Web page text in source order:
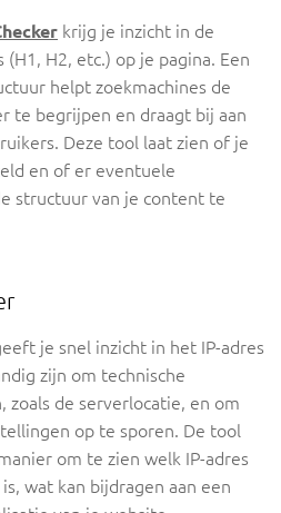
krijg je inzicht in de
H2, etc.) op je pagina. Een
helpt zoekmachines de
te begrijpen en draagt bij aan
Deze tool laat zien of je
en of er eventuele
structuur van je content te
je snel inzicht in het IP-adres
zijn om technische
de serverlocatie, en om
op te sporen. De tool
om te zien welk IP-adres
wat kan bijdragen aan een